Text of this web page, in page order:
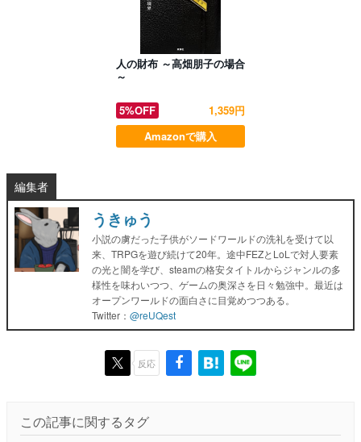
人の財布 ～高畑朋子の場合
～
5%OFF
1,359円
Amazonで購入
編集者
うきゅう
小説の虜だった子供がソードワールドの洗礼を受けて以
来、TRPGを遊び続けて20年。途中FEZとLoLで対人要素
の光と闇を学び、steamの格安タイトルからジャンルの多
様性を味わいつつ、ゲームの奥深さを日々勉強中。最近は
オープンワールドの面白さに目覚めつつある。
Twitter： @reUQest
反応
この記事に関するタグ